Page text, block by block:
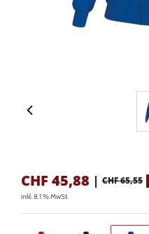
CHF 45,88 | CHF 65,55
inkl. 8.1 % MwSt.